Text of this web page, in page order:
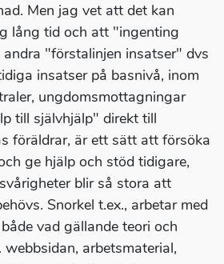
Men jag vet att det kan
lång tid och att "ingenting
andra "förstalinjen insatser" dvs
insatser på basnivå, inom
ungdomsmottagningar
till självhjälp" direkt till
föräldrar, är ett sätt att försöka
ge hjälp och stöd tidigare,
blir så stora att
Snorkel t.ex., arbetar med
vad gällande teori och
webbsidan, arbetsmaterial,